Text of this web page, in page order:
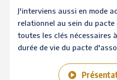
J'interviens aussi en mode
relationnel au sein du
toutes les clés nécessaires
durée de vie du pacte